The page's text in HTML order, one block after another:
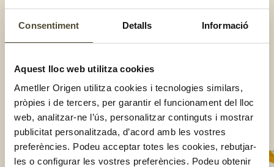
Consentiment Detalls Informació
Aquest lloc web utilitza cookies
Ametller Origen utilitza cookies i tecnologies similars,
pròpies i de tercers, per garantir el funcionament del lloc
web, analitzar-ne l’ús, personalitzar continguts i mostrar
publicitat personalitzada, d’acord amb les vostres
preferències. Podeu acceptar totes les cookies, rebutjar-
les o configurar les vostres preferències. Podeu obtenir
Aboca-hi el brou de verdures i porta-ho a ebullició. Un cop
arreqnui el bull, baixa el foc i deixa coure fins que la
pastanaga estigui ben tendra.
fina.
Ajusta la textura amb una mica més de brou si cal i rectifica
de sal. Serveix-la calenta i acaba amb els toppings al gust:
una cullerada de iogurt, unes làmines fines de poma,
germinats de porro i una mica de pebre.
Compartir: